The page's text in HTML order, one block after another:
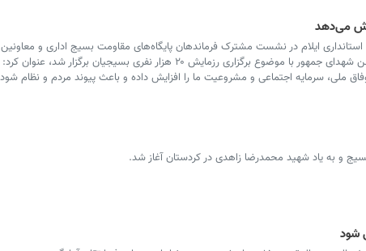
می‌دهد
ایلام در نشست مشترک فرماندهان پایگاه‌های مقاومت بسیج اداری و معاونین
توسعه مدیریت دستگاه‌های اجرایی استان که در محل سالن شهدای جمهور با موضوع برگزاری رزمایش ۲۰ هزار نفری بسیجیان برگزار شد، عنوان کرد: